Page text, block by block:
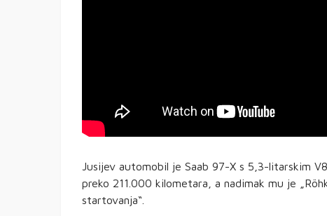
Jusijev automobil je Saab 97-X s 5,3-litarskim
preko 211.000 kilometara, a nadimak mu je
startovanja“.